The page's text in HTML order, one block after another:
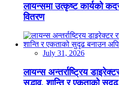
लायन्समा उत्कृष्ट कार्यको
वितरण
July 31, 2026
लायन्स अन्तर्राष्ट्रिय
सद्भाव, शान्ति र एकताको